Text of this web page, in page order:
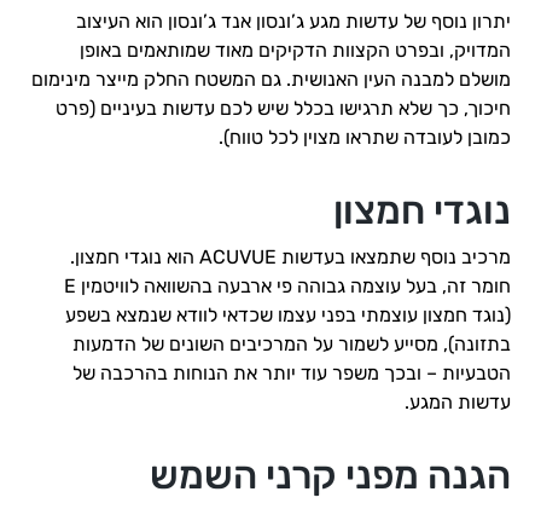
יתרון נוסף של עדשות מגע ג’ונסון אנד ג’ונסון הוא העיצוב
המדויק, ובפרט הקצוות הדקיקים מאוד שמותאמים באופן
מושלם למבנה העין האנושית. גם המשטח החלק מייצר מינימום
חיכוך, כך שלא תרגישו בכלל שיש לכם עדשות בעיניים (פרט
כמובן לעובדה שתראו מצוין לכל טווח).
נוגדי חמצון
מרכיב נוסף שתמצאו בעדשות ACUVUE הוא נוגדי חמצון.
חומר זה, בעל עוצמה גבוהה פי ארבעה בהשוואה לוויטמין E
(נוגד חמצון עוצמתי בפני עצמו שכדאי לוודא שנמצא בשפע
בתזונה), מסייע לשמור על המרכיבים השונים של הדמעות
הטבעיות – ובכך משפר עוד יותר את הנוחות בהרכבה של
עדשות המגע.
הגנה מפני קרני השמש